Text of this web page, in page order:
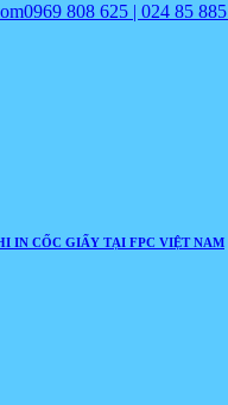
0969 808 625 | 024 85
IN CỐC GIẤY TẠI FPC VIỆT NAM